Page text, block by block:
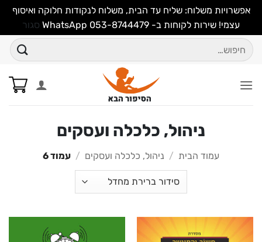
אפשרויות משלוח: שליח עד הבית, משלוח לנקודות חלוקה ואיסוף
עצמי! שירות לקוחות ב- WhatsApp 053-8744479
סגור
Skipחיפוש
עבור:
ניהול, כלכלה ועסקים
עמוד הבית / ניהול, כלכלה ועסקים / עמוד 6